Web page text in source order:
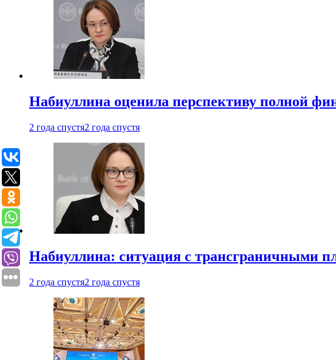
Набиуллина оценила перспективу полной
2 года спустя2 года спустя
Набиуллина: ситуация с трансграничными
2 года спустя2 года спустя